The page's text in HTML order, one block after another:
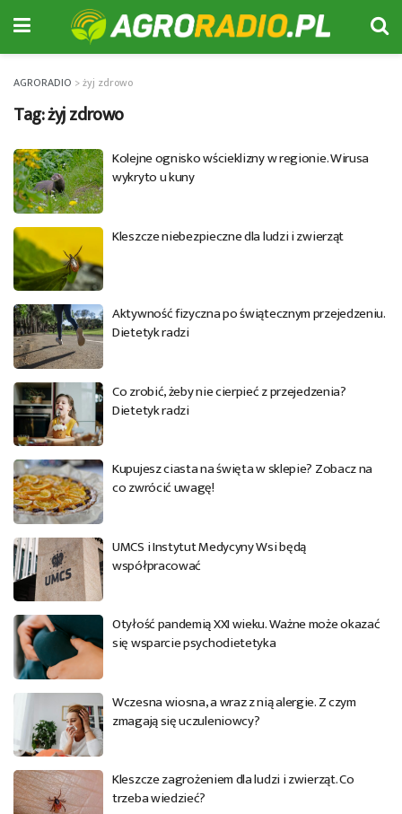
AGRORADIO >żyj zdrowo
Tag:żyj zdrowo
Kolejne ognisko wścieklizny w regionie. Wirusa
wykryto u kuny
Kleszcze niebezpieczne dla ludzi i zwierząt
Aktywność fizyczna po świątecznym przejedzeniu.
Dietetyk radzi
Co zrobić, żeby nie cierpieć z przejedzenia?
Dietetyk radzi
Kupujesz ciasta na święta w sklepie? Zobacz na
co zwrócić uwagę!
UMCS i Instytut Medycyny Wsi będą
współpracować
Otyłość pandemią XXI wieku. Ważne może okazać
się wsparcie psychodietetyka
Wczesna wiosna, a wraz z nią alergie. Z czym
zmagają się uczuleniowcy?
Kleszcze zagrożeniem dla ludzi i zwierząt. Co
trzeba wiedzieć?